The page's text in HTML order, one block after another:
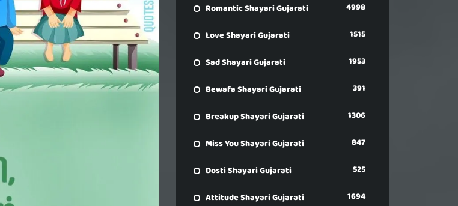
Romantic Shayari Gujarati 4998
Love Shayari Gujarati 1515
Sad Shayari Gujarati 1953
Bewafa Shayari Gujarati 391
Breakup Shayari Gujarati 1306
Miss You Shayari Gujarati 847
Dosti Shayari Gujarati 525
Attitude Shayari Gujarati 1694